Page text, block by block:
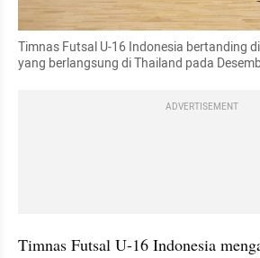
Timnas Futsal U-16 Indonesia bertanding
yang berlangsung di Thailand pada
ADVERTISEMENT
Timnas Futsal U-16 Indonesia